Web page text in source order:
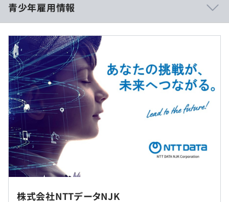
また、ゲーム機やスマートフォンなどのエッジデバイス領
域から、ネットワークやサーバなどのクラウド領域まで幅
広い技術領域に対応可能な体制を整えており、「エンベデ
ッド」「システム」「ソリューション」の3事業をバラン
スよく展開しています。それぞれの分野で専門性を高めな
がら、事業間の連携によるシナジー効果も追求し、お客様
への提供価値の最大化を実現しています。
さらに、受託開発と自社製品開発の双方を手がけるビジネ
スモデルも当社の特徴です。お客様の業務理解を深めたう
えでの長期的なパートナーシップ構築に加え、自社開発の
製品・サービスを一般市場に展開することで、通信・金
融・製造・公益など多様な業界への対応力と技術力の強化
につなげています。
社内もしくはお客様先での勤務となります。
※拠点一覧：東京（中央区新富町、豊洲、品川、泉岳寺
等）、神奈川、千葉、石川（小松市）、大阪
■リモート勤務可
■大学卒業見込みの方：月給250,000円
■大学院卒業見込みの方：月給260,000円
※上記は基本給。各種手当は別途支給。
上記は基本給の金額です。時間外手当などの各種手当は別
途支給となります。
（※想定年収は年収提示額を保証するものではありません）
■固定時間制・標準労働時間制｜9：00～17：30
※プロジェクトにより、お客様の勤務時間帯に合わせる場
青少年雇用情報
過去３年間の新卒採用者数・離職者数
前年度 採用者数49人 離職者数0人
2年度前 採用者数45人 離職者数2人
3年度前 採用者数38人 離職者数4人
過去３年間の新卒採用者数の男女別人数
前年度 男性32人 女性17人
2年度前 男性29人 女性16人
3年度前 男性22人 女性16人
平均勤続年数
15.8年
株式会社NTTデータNJK